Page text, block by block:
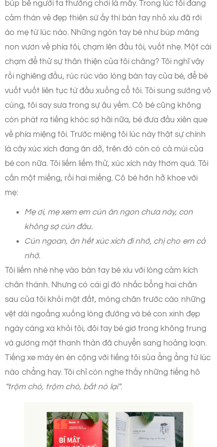
búp bê người ta thường chơi là mấy. Trong lúc tôi đang
cảm thán vẻ đẹp thiên sứ ấy thì bàn tay nhỏ xíu đã rời
áo mẹ từ lúc nào. Những ngón tay bé như búp măng
non vươn về phía tôi, chạm lên đầu tôi, vuốt nhẹ. Một cái
chạm để thử sự thân thiện của tôi chăng? Tôi nghĩ vậy
rồi nghiêng đầu, rúc rúc vào lòng bàn tay của bé, để bé
vuốt vuốt liên tục từ đầu xuống cổ tôi. Tôi sung sướng vô
cùng, tôi say sưa trong sự âu yếm. Cô bé cũng không
còn phát ra tiếng khóc sợ hãi nữa, bé đưa đầu xiên que
về phía miệng tôi. Trước miệng tôi lúc này thật sự chính
là cây xúc xích đang ăn dở, trên đó còn có cả mùi của
bé con nữa. Tôi liếm liếm thử, xúc xích này thơm quá. Tôi
cắn một miếng, rồi hai miếng. Cô bé hớn hở khoe với
mẹ:
Mẹ ơi, mẹ xem em cún ăn ngon chưa này, con
không sợ cún đâu.
Cún ngoan, ăn hết xúc xích đi nhớ, chị cho em cả
nhớ.
Tôi liếm nhè nhẹ vào bàn tay bé xíu với lòng cảm kích
chân thành. Nhưng có cái gì đó nhấc bổng hai chân
sau của tôi khỏi mặt đất, móng chân trước cào những
vệt dài ngoẵng xuống lòng đường và bé con xinh đẹp
ngày càng xa khỏi tôi, đôi tay bé giơ trong không trung
và gương mặt thanh thản đã chuyển sang hoảng loạn.
Tiếng xe máy èn èn cộng với tiếng tôi sủa ẳng ẳng từ lúc
nào chẳng hay. Tôi chỉ còn nghe thấy những tiếng hô
“trộm chó, trộm chó, bắt nó lại”.